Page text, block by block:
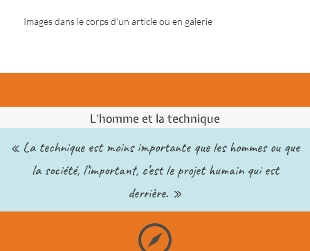
Images dans le corps d’un article ou en galerie
L’homme et la technique
« La technique est moins importante que les hommes ou que
la société, l’important, c’est le projet humain qui est
derrière. »